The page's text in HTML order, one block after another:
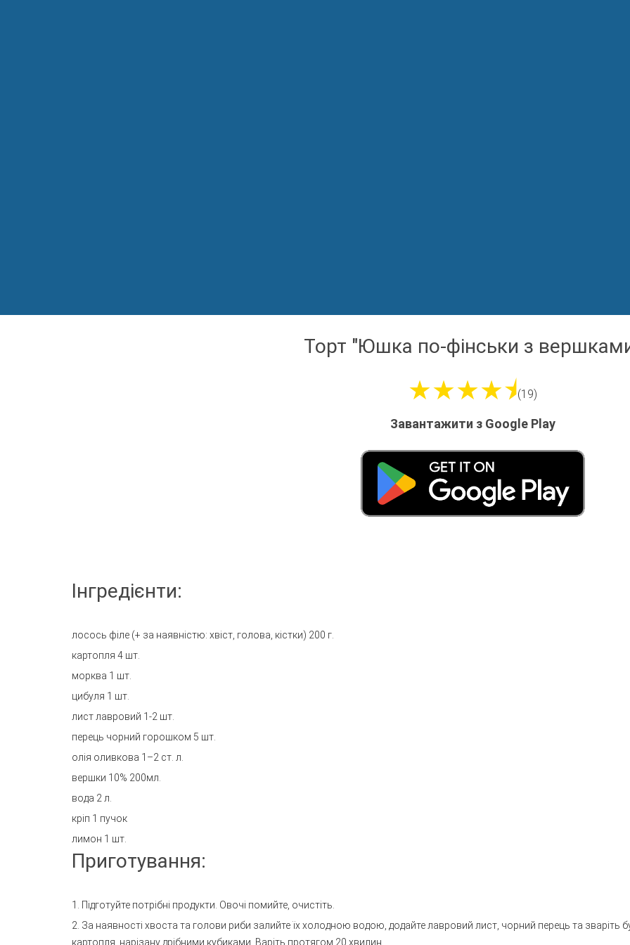
Торт "Юшка по-фінськи з
★★★★⯨(19)
Завантажити з Google Play
Інгредієнти:
лосось філе (+ за наявністю: хвіст, голова, кістки) 200 г.
картопля 4 шт.
морква 1 шт.
цибуля 1 шт.
лист лавровий 1-2 шт.
перець чорний горошком 5 шт.
олія оливкова 1–2 ст. л.
вершки 10% 200мл.
вода 2 л.
кріп 1 пучок
лимон 1 шт.
Приготування:
1. Підготуйте потрібні продукти. Овочі помийте, очистіть.
2. За наявності хвоста та голови риби залийте їх холодною водою, додайте лавровий лист, чорний перець та зваріть
картопля, нарізану дрібними кубиками. Варіть протягом 20 хвилин.